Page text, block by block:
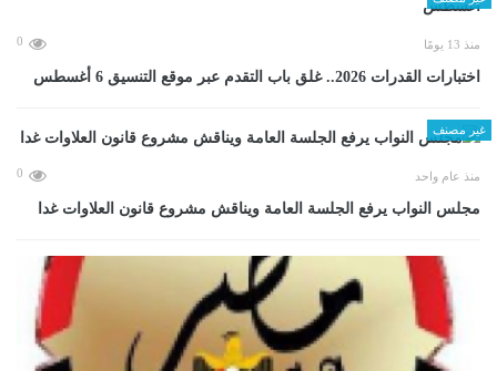
منذ 13 يومًا 0
اختبارات القدرات 2026.. غلق باب التقدم عبر موقع التنسيق 6 أغسطس
غير مصنف
منذ عام واحد 0
مجلس النواب يرفع الجلسة العامة ويناقش مشروع قانون العلاوات غدا